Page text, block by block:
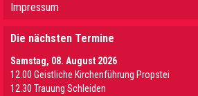
Impressum
Die nächsten Termine
Samstag, 08. August 2026
12.00 Geistliche Kirchenführung Propstei
12.30 Trauung Schleiden